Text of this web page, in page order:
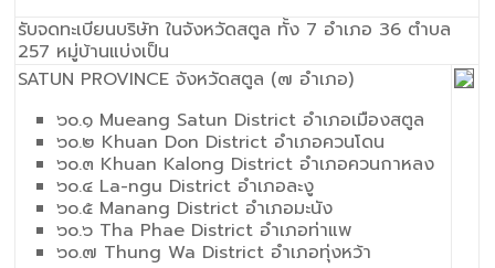
รับจดทะเบียนบริษัท ในจังหวัดสตูล ทั้ง 7 อำเภอ 36 ตำบล
257 หมู่บ้านแบ่งเป็น
SATUN PROVINCE จังหวัดสตูล (๗ อำเภอ)
๖๐.๑ Mueang Satun District อำเภอเมืองสตูล
๖๐.๒ Khuan Don District อำเภอควนโดน
๖๐.๓ Khuan Kalong District อำเภอควนกาหลง
๖๐.๔ La-ngu District อำเภอละงู
๖๐.๕ Manang District อำเภอมะนัง
๖๐.๖ Tha Phae District อำเภอท่าแพ
๖๐.๗ Thung Wa District อำเภอทุ่งหว้า